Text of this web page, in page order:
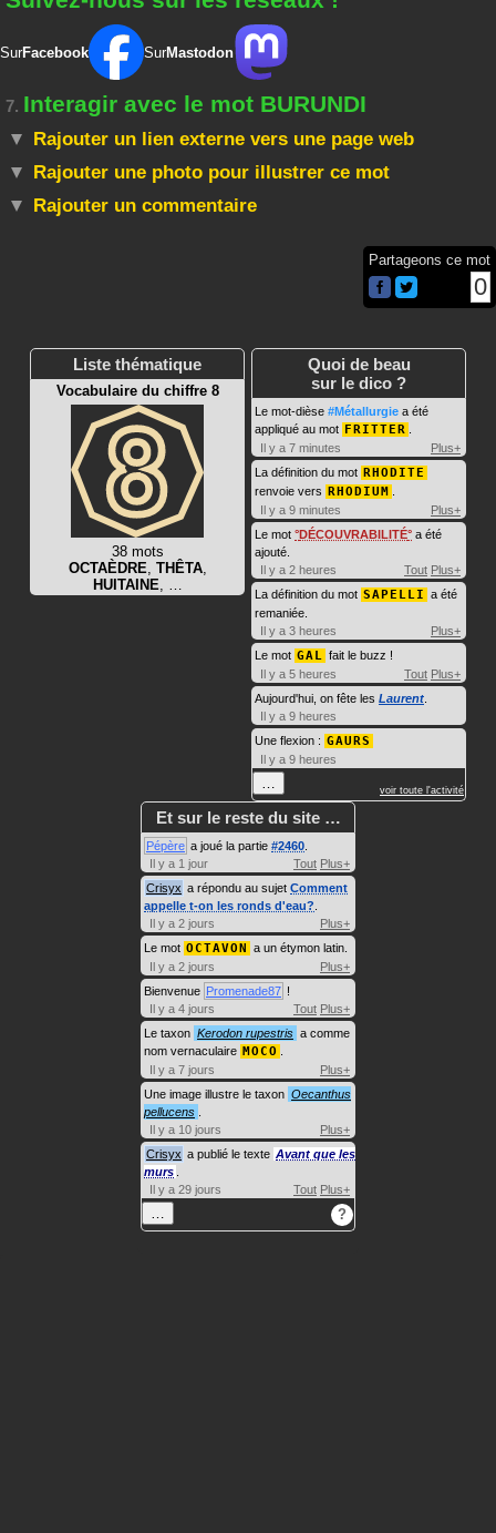
SurFacebook SurMastodon
7. Interagir avec le mot BURUNDI
Rajouter un lien externe vers une page web
Rajouter une photo pour illustrer ce mot
Rajouter un commentaire
Partageons ce mot
0
Liste thématique
Vocabulaire du chiffre 8
38 mots
OCTAÈDRE, THÊTA,
HUITAINE, …
Quoi de beau
sur le dico ?
Le mot-dièse #Métallurgie a été
appliqué au mot FRITTER
Il y a 7 minutes
Plus+
La définition du mot RHODITE
renvoie vers RHODIUM
Il y a 9 minutes
Plus+
Le mot DÉCOUVRABILITÉ a été
ajouté.
Il y a 2 heures
Tout Plus+
La définition du mot SAPELLI a été
remaniée.
Il y a 3 heures
Plus+
Le mot GAL fait le buzz !
Il y a 5 heures
Tout Plus+
Aujourd'hui, on fête les Laurent
Il y a 9 heures
Une flexion : GAURS
Il y a 9 heures
… voir toute l'activité
Et sur le reste du site …
Pépère a joué la partie #2460
Il y a 1 jour
Tout Plus+
Crisyx a répondu au sujet Comment
appelle t-on les ronds d'eau?
Il y a 2 jours
Plus+
Le mot OCTAVON a un étymon latin.
Il y a 2 jours
Plus+
Bienvenue Promenade87 !
Il y a 4 jours
Tout Plus+
Le taxon Kerodon rupestris a comme
nom vernaculaire MOCO
Il y a 7 jours
Plus+
Une image illustre le taxon Oecanthus
pellucens
Il y a 10 jours
Plus+
Crisyx a publié le texte Avant que les
murs
Il y a 29 jours
Tout Plus+
… ?